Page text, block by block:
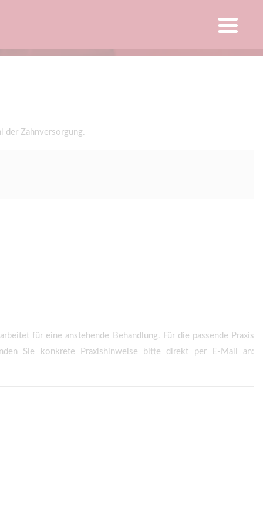
der Zahnversorgung.
für eine anstehende Behandlung. Für die passende Praxis
Sie konkrete Praxishinweise bitte direkt per E-Mail an: